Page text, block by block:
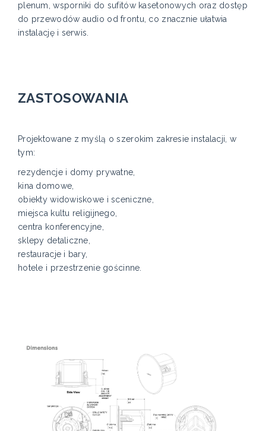
plenum, wsporniki do sufitów kasetonowych oraz dostęp
do przewodów audio od frontu, co znacznie ułatwia
instalację i serwis.
ZASTOSOWANIA
Projektowane z myślą o szerokim zakresie instalacji, w
tym:
rezydencje i domy prywatne,
kina domowe,
obiekty widowiskowe i sceniczne,
miejsca kultu religijnego,
centra konferencyjne,
sklepy detaliczne,
restauracje i bary,
hotele i przestrzenie gościnne.